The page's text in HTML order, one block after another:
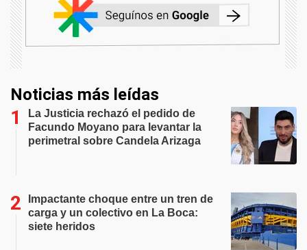
Noticias más leídas
La Justicia rechazó el pedido de
Facundo Moyano para levantar la
perimetral sobre Candela Arizaga
Impactante choque entre un tren de
carga y un colectivo en La Boca:
siete heridos